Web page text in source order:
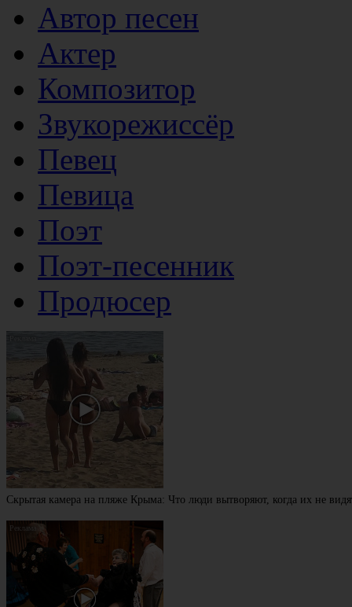
Автор песен
Актер
Композитор
Звукорежиссёр
Певец
Певица
Поэт
Поэт-песенник
Продюсер
Скрытая камера на пляже Крыма: Что люди вытворяют, когда их не